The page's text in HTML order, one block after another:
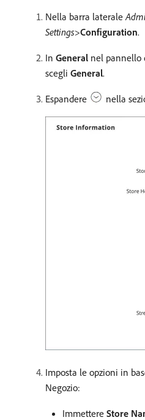
Nella barra laterale
Settings>Configuration.
In General nel pannello
scegli General.
Espandere nella
Imposta le opzioni in
Negozio:
Immettere Store